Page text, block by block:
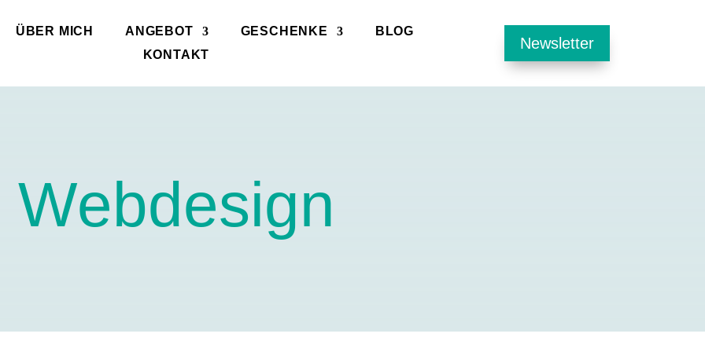
ÜBER MICH ANGEBOT GESCHENKE
BLOG
KONTAKT
Newsletter
Webdesign